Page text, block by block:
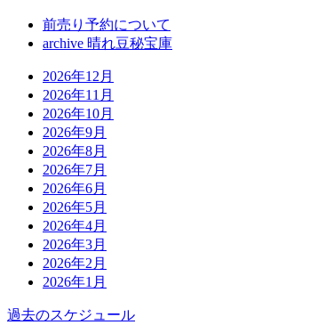
前売り予約について
archive 晴れ豆秘宝庫
2026年12月
2026年11月
2026年10月
2026年9月
2026年8月
2026年7月
2026年6月
2026年5月
2026年4月
2026年3月
2026年2月
2026年1月
過去のスケジュール